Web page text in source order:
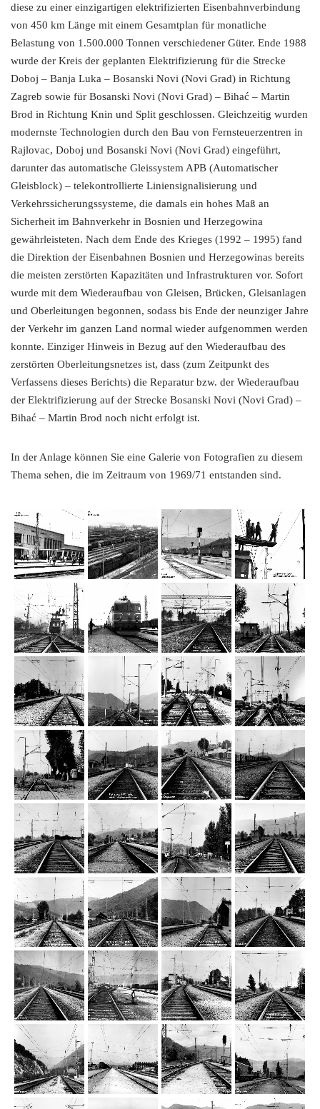
diese zu einer einzigartigen elektrifizierten Eisenbahnverbindung
von 450 km Länge mit einem Gesamtplan für monatliche
Belastung von 1.500.000 Tonnen verschiedener Güter. Ende 1988
wurde der Kreis der geplanten Elektrifizierung für die Strecke
Doboj – Banja Luka – Bosanski Novi (Novi Grad) in Richtung
Zagreb sowie für Bosanski Novi (Novi Grad) – Bihać – Martin
Brod in Richtung Knin und Split geschlossen. Gleichzeitig wurden
modernste Technologien durch den Bau von Fernsteuerzentren in
Rajlovac, Doboj und Bosanski Novi (Novi Grad) eingeführt,
darunter das automatische Gleissystem APB (Automatischer
Gleisblock) – telekontrollierte Liniensignalisierung und
Verkehrssicherungssysteme, die damals ein hohes Maß an
Sicherheit im Bahnverkehr in Bosnien und Herzegowina
gewährleisteten. Nach dem Ende des Krieges (1992 – 1995) fand
die Direktion der Eisenbahnen Bosnien und Herzegowinas bereits
die meisten zerstörten Kapazitäten und Infrastrukturen vor. Sofort
wurde mit dem Wiederaufbau von Gleisen, Brücken, Gleisanlagen
und Oberleitungen begonnen, sodass bis Ende der neunziger Jahre
der Verkehr im ganzen Land normal wieder aufgenommen werden
konnte. Einziger Hinweis in Bezug auf den Wiederaufbau des
zerstörten Oberleitungsnetzes ist, dass (zum Zeitpunkt des
Verfassens dieses Berichts) die Reparatur bzw. der Wiederaufbau
der Elektrifizierung auf der Strecke Bosanski Novi (Novi Grad) –
Bihać – Martin Brod noch nicht erfolgt ist.
In der Anlage können Sie eine Galerie von Fotografien zu diesem
Thema sehen, die im Zeitraum von 1969/71 entstanden sind.